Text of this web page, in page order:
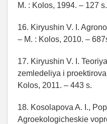
M. : Kolos, 1994. – 127 s.
16. Kiryushin V. I.
– M. : Kolos, 2010. –
17. Kiryushin V. I.
zemledeliya i
Kolos, 2011. – 443 s.
18. Kosolapova A. I.,
Agroekologicheskie